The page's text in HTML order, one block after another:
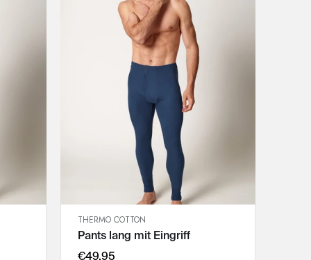
SCHNELLANSICHT
IN DEN WARENKORB
THERMO COTTON
Pants lang mit Eingriff
€49,95